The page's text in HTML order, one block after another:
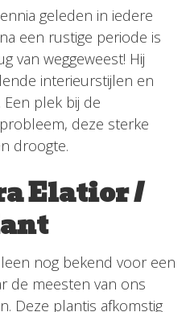
geleden in iedere
een rustige periode is
van weggeweest! Hij
interieurstijlen en
plek bij de
deze sterke
droogte.
Elatior /
nog bekend voor een
de meesten van ons
Deze plantis afkomstig